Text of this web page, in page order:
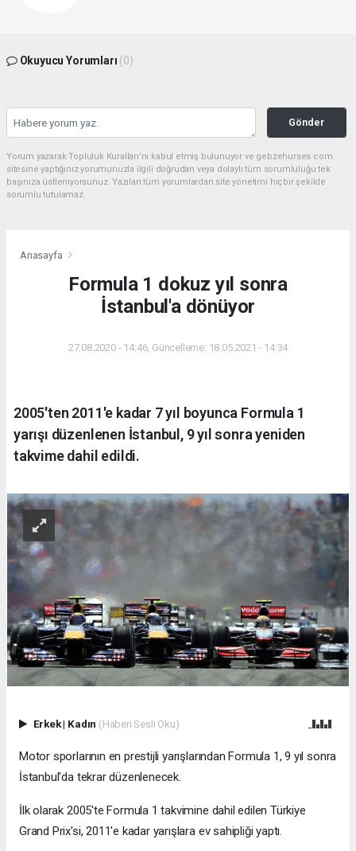
Okuyucu Yorumları (0)
Gönder
Yorum yazarak Topluluk Kuralları’nı kabul etmiş bulunuyor ve gebzehurses.com
sitesine yaptığınız yorumunuzla ilgili doğrudan veya dolaylı tüm sorumluluğu tek
başınıza üstleniyorsunuz. Yazılan tüm yorumlardan site yönetimi hiçbir şekilde
sorumlu tutulamaz.
Anasayfa
Formula 1 dokuz yıl sonra
İstanbul'a dönüyor
27.08.2020 - 14:46, Güncelleme: 18.05.2021 - 14:34
2005'ten 2011'e kadar 7 yıl boyunca Formula 1
yarışı düzenlenen İstanbul, 9 yıl sonra yeniden
takvime dahil edildi.
Erkek| Kadın (Haberi Sesli Oku)
Motor sporlarının en prestijli yarışlarından Formula 1, 9 yıl sonra
İstanbul'da tekrar düzenlenecek.
İlk olarak 2005'te Formula 1 takvimine dahil edilen Türkiye
Grand Prix'si, 2011'e kadar yarışlara ev sahipliği yaptı.